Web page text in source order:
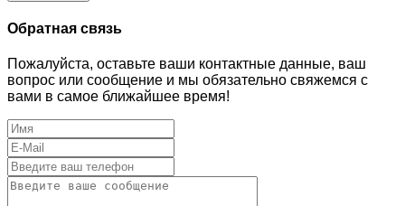
Обратная связь
Пожалуйста, оставьте ваши контактные данные, ваш
вопрос или сообщение и мы обязательно свяжемся с
вами в самое ближайшее время!